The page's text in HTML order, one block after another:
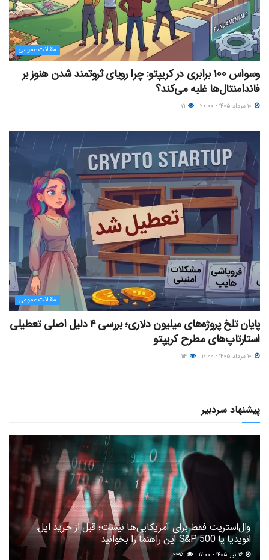
مقالات عمومی
وسواس ۱۰۰ برابری در کریپتو: چرا رویای ثروتمند شدن هنوز بر
فاندامنتال‌ها غلبه می‌کند؟
مقالات عمومی
پایان تلخ پروژه‌های میلیون دلاری؛ بررسی ۴ دلیل اصلی تعطیلی
استارتاپ‌های مطرح کریپتو
پیشنهاد سردبیر
وال‌استریت فقط برای آمریکایی‌ها نیست؛ قبل از خرید اپل،
انویدیا یا S&P 500 این راهنما را بخوانید
۲۳۵